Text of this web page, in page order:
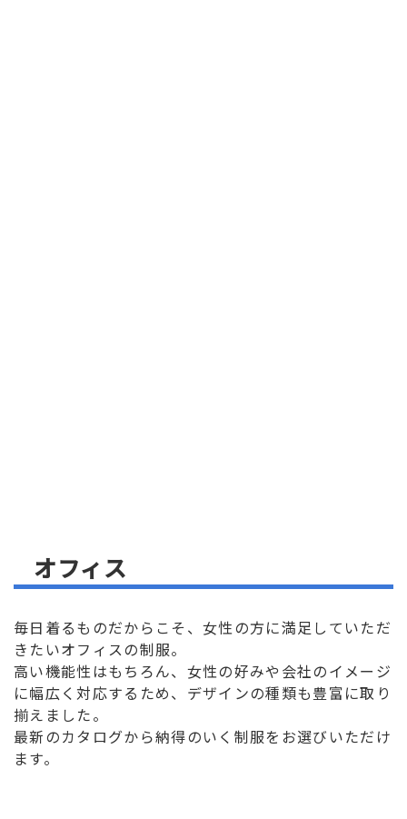
オフィス
毎日着るものだからこそ、女性の方に満足していただ
きたいオフィスの制服。
高い機能性はもちろん、女性の好みや会社のイメージ
に幅広く対応するため、デザインの種類も豊富に取り
揃えました。
最新のカタログから納得のいく制服をお選びいただけ
ます。